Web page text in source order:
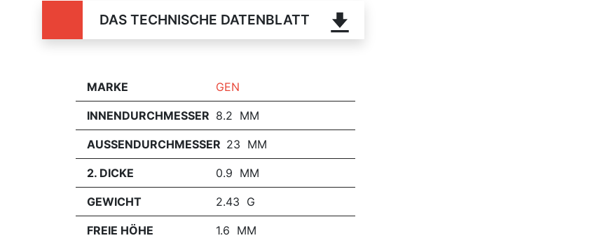
DAS TECHNISCHE DATENBLATT
MARKE GEN
INNENDURCHMESSER 8.2 MM
AUSSENDURCHMESSER 23 MM
2. DICKE 0.9 MM
GEWICHT 2.43 G
FREIE HÖHE 1.6 MM